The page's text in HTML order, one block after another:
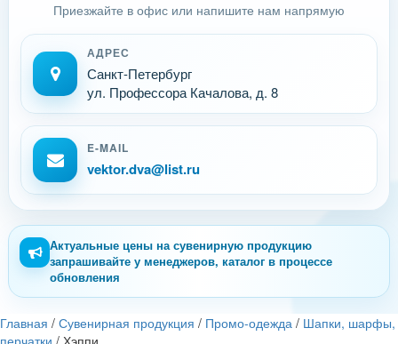
Приезжайте в офис или напишите нам напрямую
АДРЕС
Санкт-Петербург
ул. Профессора Качалова, д. 8
E-MAIL
vektor.dva@list.ru
Актуальные цены на сувенирную продукцию
запрашивайте у менеджеров, каталог в процессе
обновления
Главная / Сувенирная продукция / Промо-одежда / Шапки, шарфы,
перчатки / Хэппи